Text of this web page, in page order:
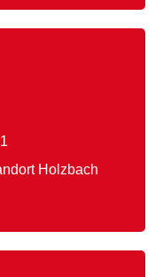
Holzbach